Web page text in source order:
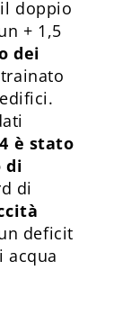
doppio
+ 1,5
dei
è stato
di
di
deficit
acqua